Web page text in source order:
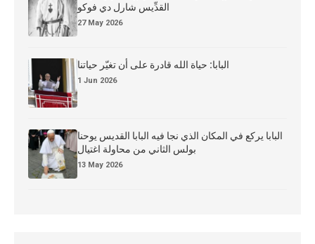
القدِّيس شارل دي فوكو
27 May 2026
البابا: حياة الله قادرة على أن تغيّر حياتنا
1 Jun 2026
البابا يركع في المكان الذي نجا فيه البابا القديس يوحنا
بولس الثاني من محاولة اغتيال
13 May 2026